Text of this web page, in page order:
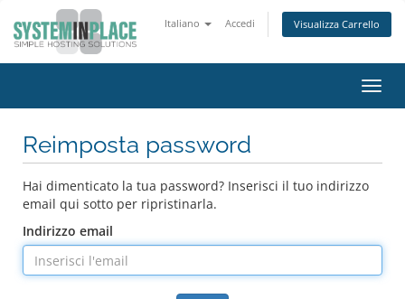
Italiano Accedi Visualizza Carrello
Attiva
Reimposta password
Hai dimenticato la tua password? Inserisci il tuo indirizzo
email qui sotto per ripristinarla.
Indirizzo email